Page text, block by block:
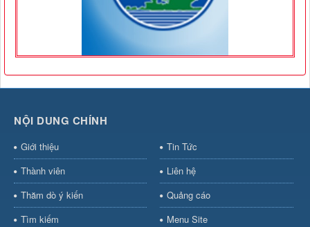
NỘI DUNG CHÍNH
Giới thiệu
Tin Tức
Thành viên
Liên hệ
Thăm dò ý kiến
Quảng cáo
Tìm kiếm
Menu Site